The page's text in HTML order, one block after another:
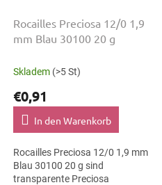
Rocailles Preciosa 12/0 1,9
mm Blau 30100 20 g
Skladem (>5 St)
€0,91
In den Warenkorb
Rocailles Preciosa 12/0 1,9 mm
Blau 30100 20 g sind
transparente Preciosa